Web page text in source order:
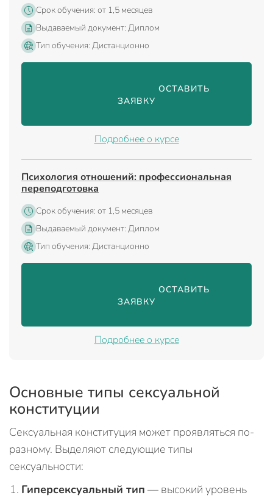
Срок обучения: от 1,5 месяцев
Выдаваемый документ: Диплом
Тип обучения: Дистанционно
                                ОСТАВИТЬ
ЗАЯВКУ
Подробнее о курсе
Психология отношений: профессиональная
переподготовка
Срок обучения: от 1,5 месяцев
Выдаваемый документ: Диплом
Тип обучения: Дистанционно
                                ОСТАВИТЬ
ЗАЯВКУ
Подробнее о курсе
Основные типы сексуальной
конституции
Сексуальная конституция может проявляться по-
разному. Выделяют следующие типы
сексуальности:
Гиперсексуальный тип — высокий уровень